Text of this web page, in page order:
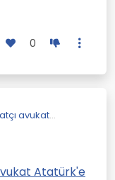
0
avukat
Atatürk'e